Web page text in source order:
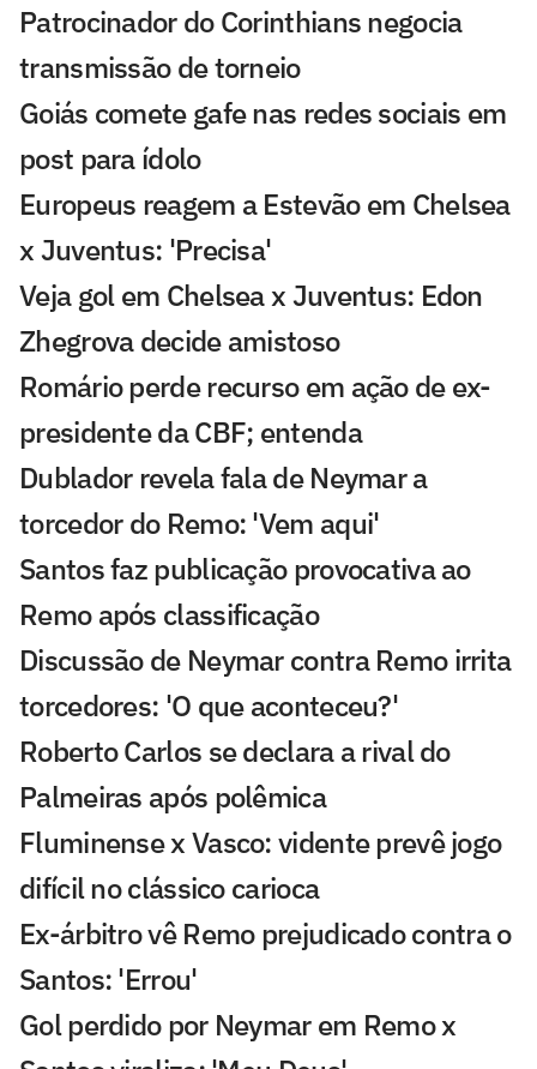
Patrocinador do Corinthians negocia
transmissão de torneio
Goiás comete gafe nas redes sociais em
post para ídolo
Europeus reagem a Estevão em Chelsea
x Juventus: 'Precisa'
Veja gol em Chelsea x Juventus: Edon
Zhegrova decide amistoso
Romário perde recurso em ação de ex-
presidente da CBF; entenda
Dublador revela fala de Neymar a
torcedor do Remo: 'Vem aqui'
Santos faz publicação provocativa ao
Remo após classificação
Discussão de Neymar contra Remo irrita
torcedores: 'O que aconteceu?'
Roberto Carlos se declara a rival do
Palmeiras após polêmica
Fluminense x Vasco: vidente prevê jogo
difícil no clássico carioca
Ex-árbitro vê Remo prejudicado contra o
Santos: 'Errou'
Gol perdido por Neymar em Remo x